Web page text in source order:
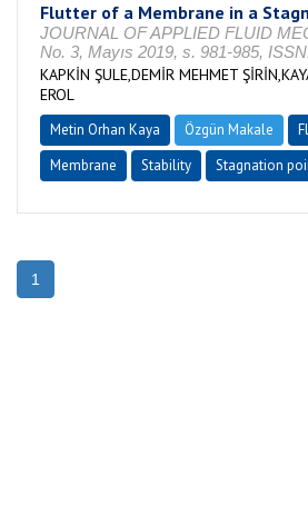
Flutter of a Membrane in a
JOURNAL OF APPLIED FLUID
No. 3, Mayıs 2019, s. 981-985,
KAPKİN ŞULE,DEMİR MEHMET
EROL
Metin Orhan Kaya Özgün Makale
Membrane
Stability Stagnation
1